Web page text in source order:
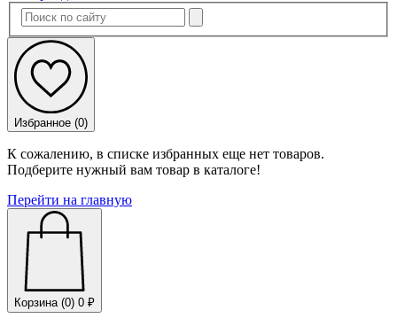
Избранное (0)
К сожалению, в списке избранных еще нет товаров.
Подберите нужный вам товар в каталоге!
Перейти на главную
Корзина (0) 0 ₽